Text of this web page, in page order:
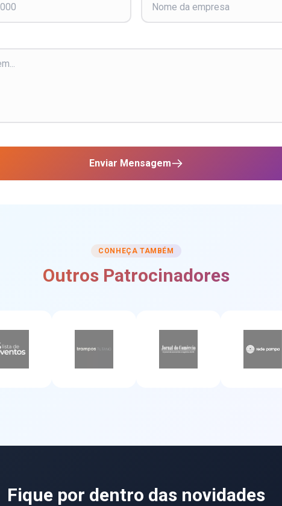
Enviar Mensagem
CONHEÇA TAMBÉM
Outros Patrocinadores
Fique por dentro das novidades